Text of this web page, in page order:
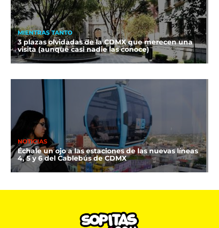
MIENTRAS TANTO
3 plazas olvidadas de la CDMX que merecen una
visita (aunque casi nadie las conoce)
NOTICIAS
Échale un ojo a las estaciones de las nuevas líneas
4, 5 y 6 del Cablebús de CDMX